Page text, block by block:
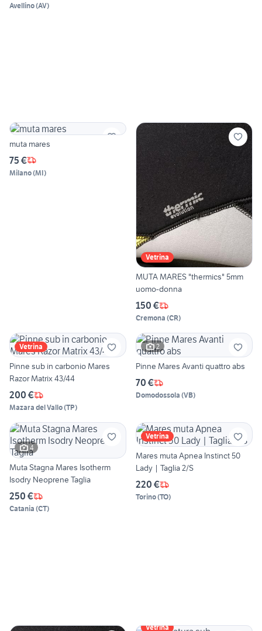
Avellino(AV)
muta mares
75 €
Milano(MI)
Vetrina
MUTA MARES "thermics" 5mm
uomo-donna
150 €
Cremona (CR)
Vetrina
Pinne sub in carbonio Mares
Razor Matrix 43/44
200 €
Mazara del Vallo(TP)
2
Pinne Mares Avanti quattro abs
70 €
Domodossola (VB)
4
Muta Stagna Mares Isotherm
Isodry Neoprene Taglia
250 €
Catania (CT)
Vetrina
Mares muta Apnea Instinct 50
Lady | Taglia 2/S
220 €
Torino(TO)
Vetrina